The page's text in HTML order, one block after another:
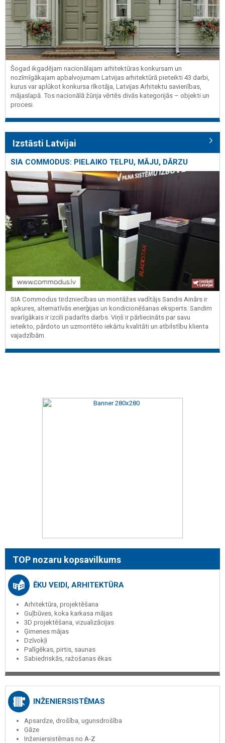
Šogad ikgadējam nacionālajam arhitektūras konkursam un
nozīmīgākajam apbalvojumam Latvijas arhitektūrā pieteikti 43 darbi,
kurus var aplūkot konkursa rīkotāja, Latvijas Arhitektu savienības,
mājaslapā. Tos nacionālā žūrija vērtēs divās kategorijās – objekti un
procesi.
Izstāsti Latvijai
SIA COMMODUS: PIELAIKO TELPU, MĀJU, DĀRZU
SIA Commodus tirdzniecības un montāžas vadītājs Sandis Ainārs ir
apkures, alternatīvās enerģijas un kondicionēšanas eksperts. Sandim
svarīgākais ir izcili padarīts darbs. Viņš ir pārliecināts par savu
ieteikto, pārdoto un uzmontēto iekārtu kvalitāti un atbilstību klienta
vajadzībām.
TOP nozaru kopsavilkums
ĒKU VEIDI, ARHITEKTŪRA
Arhitektūra, projektēšana
Guļbūves, koka karkasa mājas
3D projektēšana, vizualizācijas
Ģimenes mājas
Dzīvokļi
Palīgēkas, pirtis, saunas
Sabiedriskās, ražošanas ēkas
INŽENIERSISTĒMAS
Apsardze, drošība, ugunsdrošība
Gāze
Inženiersistēmas no A-Z